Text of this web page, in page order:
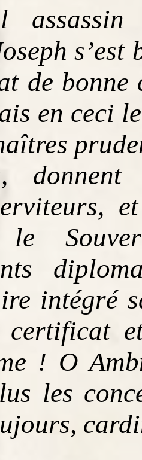
assassin
de bonne
en ceci
le
intégré
certificat
! O
les